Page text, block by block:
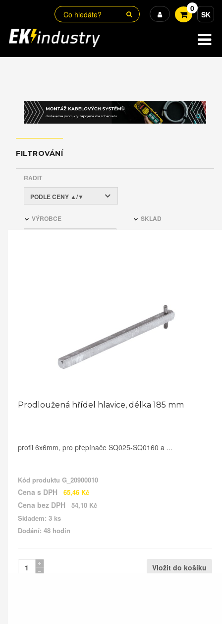
SK
0
FILTROVÁNÍ
ŘADIT
PODLE CENY ▲/▼
VÝROBCE SKLAD
Prodloužená hřídel hlavice, délka 185 mm
profil 6x6mm, pro přepínače SQ025-SQ0160 a ...
Kód produktu G_20900010
Cena s DPH 65,46 Kč
Cena bez DPH
54,10 Kč
Skladem: 3 ks
Dodání: 48 hodin